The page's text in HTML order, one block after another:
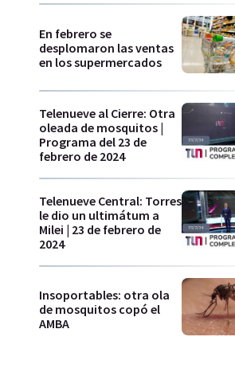
En febrero se
desplomaron las ventas
en los supermercados
Telenueve al Cierre: Otra
oleada de mosquitos |
Programa del 23 de
febrero de 2024
Telenueve Central: Torres
le dio un ultimátum a
Milei | 23 de febrero de
2024
Insoportables: otra ola
de mosquitos copó el
AMBA